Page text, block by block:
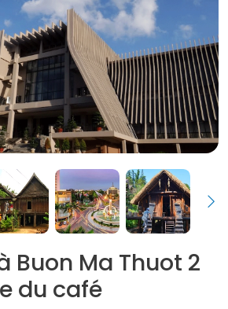
Buon Ma Thuot 2
du café